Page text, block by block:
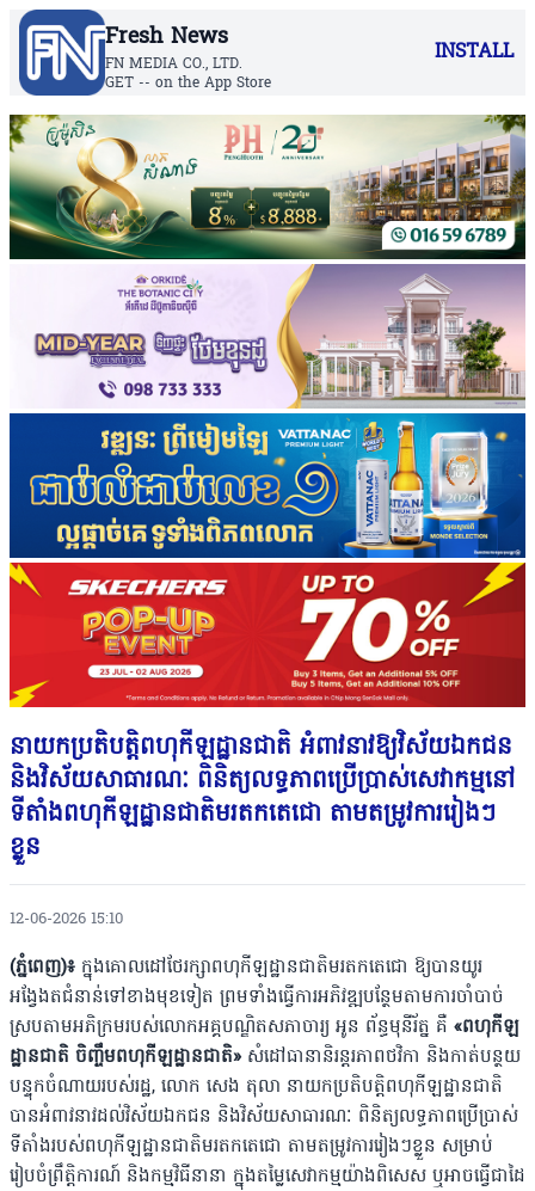
Fresh News
FN MEDIA CO., LTD.
GET -- on the App Store
INSTALL
នាយកប្រតិបត្តិពហុកីឡដ្ឋានជាតិ អំពាវនាវឱ្យវិស័យឯកជន
និងវិស័យសាធារណៈ ពិនិត្យលទ្ធភាពប្រើប្រាស់សេវាកម្មនៅ
ទីតាំងពហុកីឡដ្ឋានជាតិមរតកតេជោ តាមតម្រូវការរៀងៗ
ខ្លួន
12-06-2026 15:10
(ភ្នំពេញ)៖ ក្នុងគោលដៅថែរក្សាពហុកីឡដ្ឋានជាតិមរតកតេជោ ឱ្យបានយូរ
អង្វែងតជំនាន់ទៅខាងមុខទៀត ព្រមទាំងធ្វើការអភិវឌ្ឍបន្ថែមតាមការចាំបាច់
ស្របតាមអភិក្រមរបស់លោកអគ្គបណ្ឌិតសភាចារ្យ អូន ព័ន្ធមុនីរ័ត្ន គឺ «ពហុកីឡ
ដ្ឋានជាតិ ចិញ្ចឹមពហុកីឡដ្ឋានជាតិ» សំដៅធានានិរន្តរភាពថវិកា និងកាត់បន្ថយ
បន្ទុកចំណាយរបស់រដ្ឋ, លោក សេង តុលា នាយកប្រតិបត្តិពហុកីឡដ្ឋានជាតិ
បានអំពាវនាវដល់វិស័យឯកជន និងវិស័យសាធារណៈ ពិនិត្យលទ្ធភាពប្រើប្រាស់
ទីតាំងរបស់ពហុកីឡដ្ឋានជាតិមរតកតេជោ តាមតម្រូវការរៀងៗខ្លួន សម្រាប់
រៀបចំព្រឹត្តិការណ៍ និងកម្មវិធីនានា ក្នុងតម្លៃសេវាកម្មយ៉ាងពិសេស ឬអាចធ្វើជាដៃ